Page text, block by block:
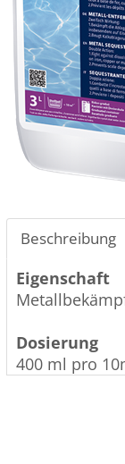
Beschreibung
Eigenschaft
Dosierung
400 ml pro